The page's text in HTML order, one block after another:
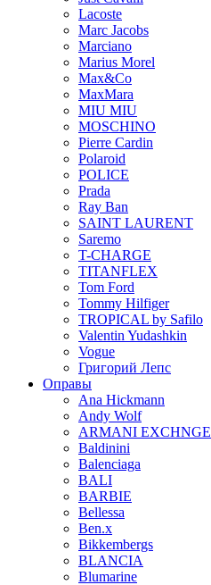
Lacoste
Marc Jacobs
Marciano
Marius Morel
Max&Co
MaxMara
MIU MIU
MOSCHINO
Pierre Cardin
Polaroid
POLICE
Prada
Ray Ban
SAINT LAURENT
Saremo
T-CHARGE
TITANFLEX
Tom Ford
Tommy Hilfiger
TROPICAL by Safilo
Valentin Yudashkin
Vogue
Григорий Лепс
Оправы
Ana Hickmann
Andy Wolf
ARMANI EXCHNGE
Baldinini
Balenciaga
BALI
BARBIE
Bellessa
Ben.x
Bikkembergs
BLANCIA
Blumarine